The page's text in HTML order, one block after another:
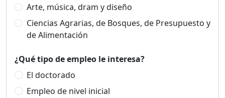
Arte, música, dram y diseño
Ciencias Agrarias, de Bosques, de Presupuesto y
de Alimentación
¿Qué tipo de empleo le interesa?
El doctorado
Empleo de nivel inicial